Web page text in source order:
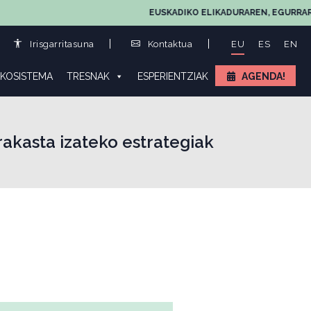
EUSKADIKO ELIKADURAREN, EGURRAREN
Irisgarritasuna Kontaktua EU ES EN
TRESNAK ESPERIENTZIAK AGENDA!
izateko estrategiak